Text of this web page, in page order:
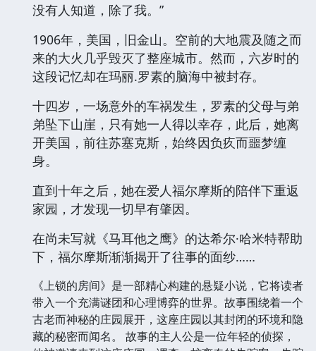
没有人知道，除了我。”
1906年，美国，旧金山。空前的大地震及随之而
来的大火几乎毁灭了整座城市。然而，六岁时的
这段记忆却在玛丽.罗素的脑海中被封存。
十四岁，一场意外的车祸发生，罗素的父母与弟
弟坠下山崖，只有她一人得以幸存，此后，她离
开美国，前往苏塞克斯，始终因负疚而噩梦缠
身。
直到十年之后，她在爱人福尔摩斯的陪伴下重返
家园，才发现一切早有肇因。
在尚未写就《马耳他之鹰》的达希尔·哈米特帮助
下，福尔摩斯渐渐揭开了往事的面纱……
《上锁的房间》是一部精心构建的悬疑小说，它将读者
带入一个充满谜团和心理博弈的世界。故事围绕着一个
古老而神秘的庄园展开，这座庄园以其封闭的环境和隐
藏的秘密而闻名。 故事的主人公是一位年轻的侦探，